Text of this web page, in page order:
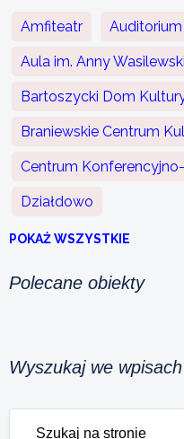
Amfiteatr
Aula im. Anny
Bartoszycki Dom
Braniewskie Centrum
Centrum
Działdowo
POKAŻ WSZYSTKIE
Polecane obiekty
Wyszukaj we wpisach